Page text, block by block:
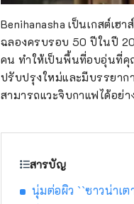
Benihanasha เป็นเกสต์เฮ
ฉลองครบรอบ 50 ปีในปี
คน ทำให้เป็นพื้นที่อบอุ่นที่คุ
ปรับปรุงใหม่และมีบรรยาก
สามารถแวะจิบกาแฟได้อย่า
สารบัญ
นุ่มต่อผิว ``ซาวน่าเต